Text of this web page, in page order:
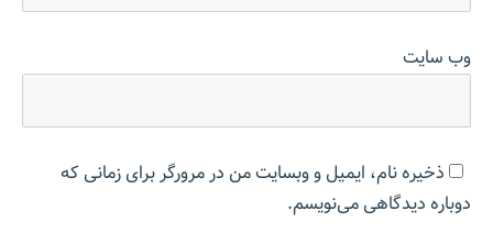
وب‌ سایت
ذخیره نام، ایمیل و وبسایت من در مرورگر برای زمانی که
دوباره دیدگاهی می‌نویسم.